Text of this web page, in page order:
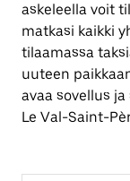
askeleella voit
matkasi kaikki
tilaamassa
uuteen
avaa sovellus
Le Val-Saint-